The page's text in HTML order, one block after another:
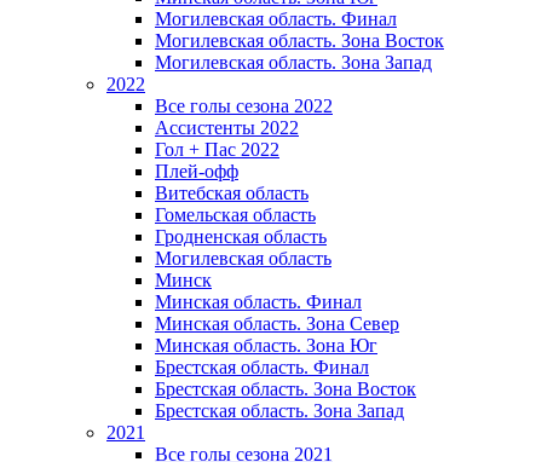
Могилевская область. Финал
Могилевская область. Зона Восток
Могилевская область. Зона Запад
2022
Все голы сезона 2022
Ассистенты 2022
Гол + Пас 2022
Плей-офф
Витебская область
Гомельская область
Гродненская область
Могилевская область
Минск
Mинская область. Финал
Минская область. Зона Север
Минская область. Зона Юг
Брестская область. Финал
Брестская область. Зона Восток
Брестская область. Зона Запад
2021
Все голы сезона 2021